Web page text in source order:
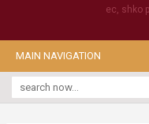
ec, shko
MAIN NAVIGATION